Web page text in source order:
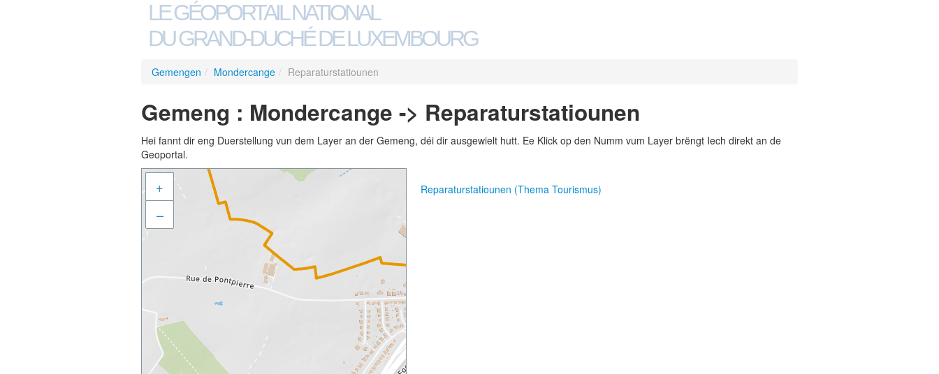
LE GÉOPORTAIL NATIONAL
DU GRAND-DUCHÉ DE LUXEMBOURG
Gemengen / Mondercange / Reparaturstatiounen
Gemeng : Mondercange -> Reparaturstatiounen
Hei fannt dir eng Duerstellung vun dem Layer an der Gemeng, déi dir ausgewielt hutt. Ee Klick op den Numm vum Layer brëngt Iech direkt an de
Geoportal.
+
–
Reparaturstatiounen (Thema Tourismus)